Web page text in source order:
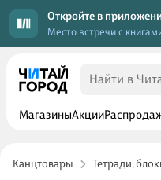
Откройте в
Место встречи с
МагазиныАкции
Канцтовары Тетради,